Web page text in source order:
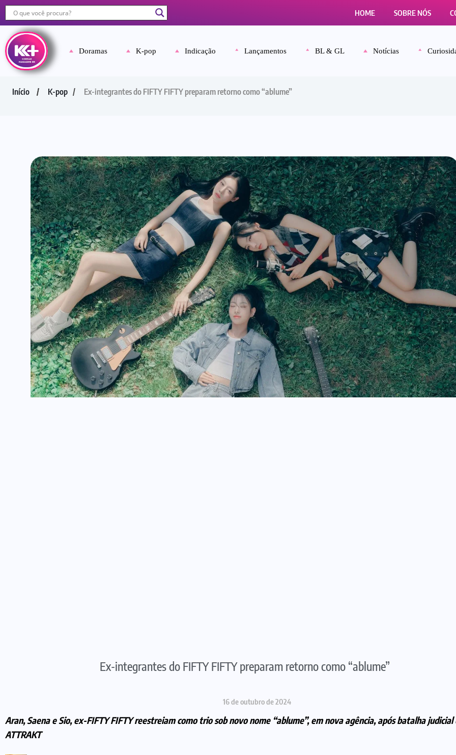
HOME SOBRE NÓS
Doramas K-pop Indicação Lançamentos BL & GL Notícias
Início K-pop Ex-integrantes do FIFTY FIFTY preparam retorno como “ablume”
Ex-integrantes do FIFTY FIFTY preparam retorno como “ablume”
16 de outubro de 2024
Aran, Saena e Sio, ex-FIFTY FIFTY reestreiam como trio sob novo nome “ablume”, em nova agência, após batalha
ATTRAKT